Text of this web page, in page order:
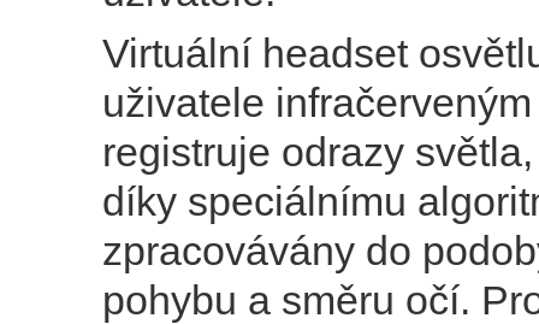
Virtuální headset
uživatele
registruje odrazy
díky speciálnímu
zpracovávány do
pohybu a směru očí.